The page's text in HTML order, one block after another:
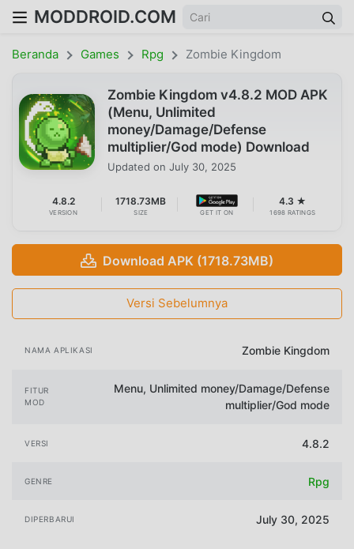
MODDROID.COM
Beranda Games Rpg Zombie Kingdom
Zombie Kingdom v4.8.2 MOD APK
(Menu, Unlimited
money/Damage/Defense
multiplier/God mode) Download
Updated on July 30, 2025
4.8.2
VERSION
1718.73MB
SIZE GET IT ON
4.3 ★
1698 RATINGS
Download APK (1718.73MB)
Versi Sebelumnya
NAMA APLIKASI Zombie Kingdom
FITUR
MOD
Menu, Unlimited money/Damage/Defense
multiplier/God mode
VERSI 4.8.2
GENRE Rpg
DIPERBARUI July 30, 2025